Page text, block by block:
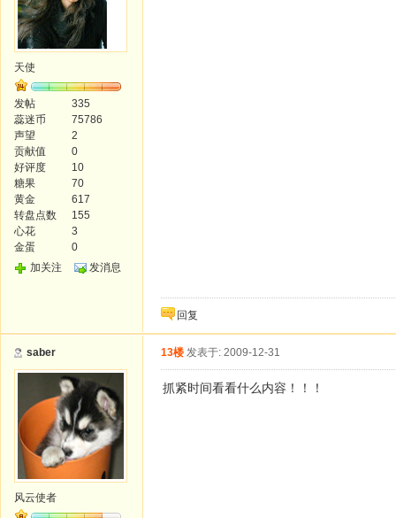
天使
发帖
335
蕊迷币
75786
声望
2
贡献值
0
好评度
10
糖果
70
黄金
617
转盘点数
155
心花
3
金蛋
0
加关注
发消息
回复
saber
风云使者
13楼 发表于: 2009-12-31
抓紧时间看看什么内容！！！